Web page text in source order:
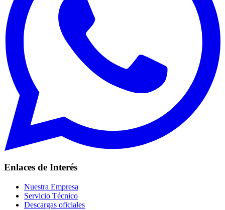
Enlaces de Interés
Nuestra Empresa
Servicio Técnico
Descargas oficiales